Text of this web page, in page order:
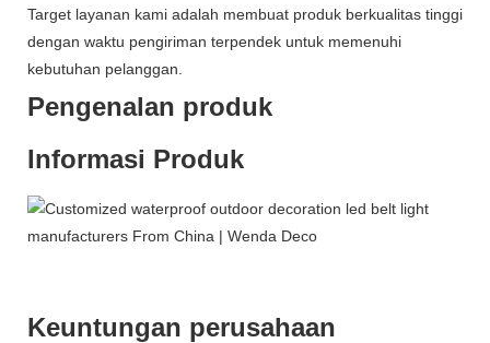
Target layanan kami adalah membuat produk berkualitas tinggi
dengan waktu pengiriman terpendek untuk memenuhi
kebutuhan pelanggan.
Pengenalan produk
Informasi Produk
Keuntungan perusahaan